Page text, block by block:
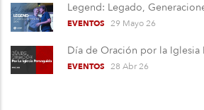
Legend: Legado,
EVENTOS 29 Mayo 26
Día de Oración por la Iglesia
EVENTOS 28 Abr 26